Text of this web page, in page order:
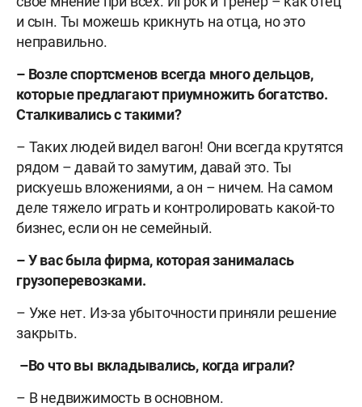
и сын. Ты можешь крикнуть на отца, но это
неправильно.
– Возле спортсменов всегда много дельцов,
которые предлагают приумножить богатство.
Сталкивались с такими?
– Таких людей видел вагон! Они всегда крутятся
рядом – давай то замутим, давай это. Ты
рискуешь вложениями, а он – ничем. На самом
деле тяжело играть и контролировать какой-то
бизнес, если он не семейный.
– У вас была фирма, которая занималась
грузоперевозками.
– Уже нет. Из-за убыточности приняли решение
закрыть.
–Во что вы вкладывались, когда играли?
– В недвижимость в основном.